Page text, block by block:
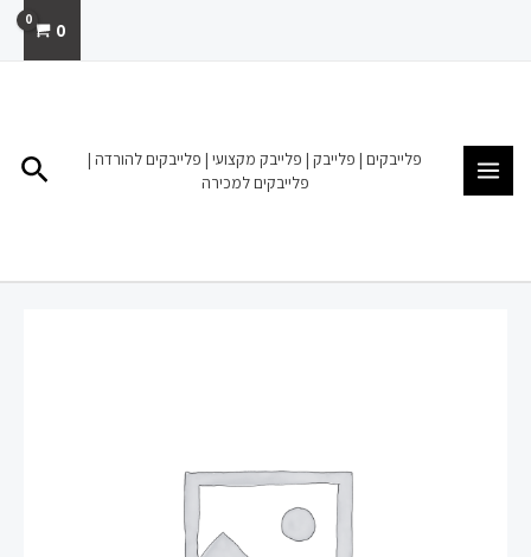
0
פלייבקים | פלייבק | פלייבק מקצועי | פלייבקים להורדה |
פלייבקים למכירה